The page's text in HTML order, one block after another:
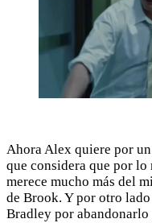
Ahora Alex quiere por
que considera que por lo
merece mucho más del
de Brook. Y por otro
Bradley por